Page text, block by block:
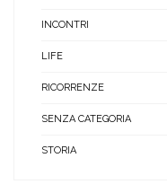
INCONTRI
LIFE
RICORRENZE
SENZA CATEGORIA
STORIA